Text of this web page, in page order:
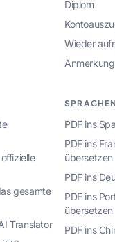
Diplom
Wieder
gesamte
Translator
SPRACHEN
PDF ins
PDF ins
übersetzen
PDF ins
PDF ins
übersetzen
PDF ins